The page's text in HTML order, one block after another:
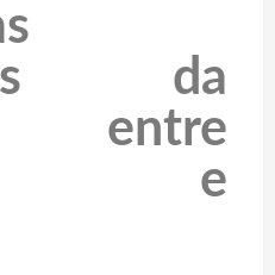
da
entre
e